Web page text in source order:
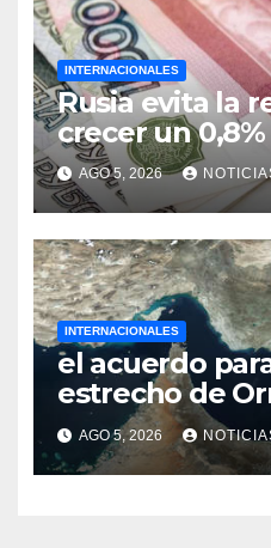
INTERNACIONALES
Rusia evita la
crecer un
trimestre
AGO 5, 2026
INTERNACIONALES
el acuerdo
estrecho de
concretarse
AGO 5, 2026